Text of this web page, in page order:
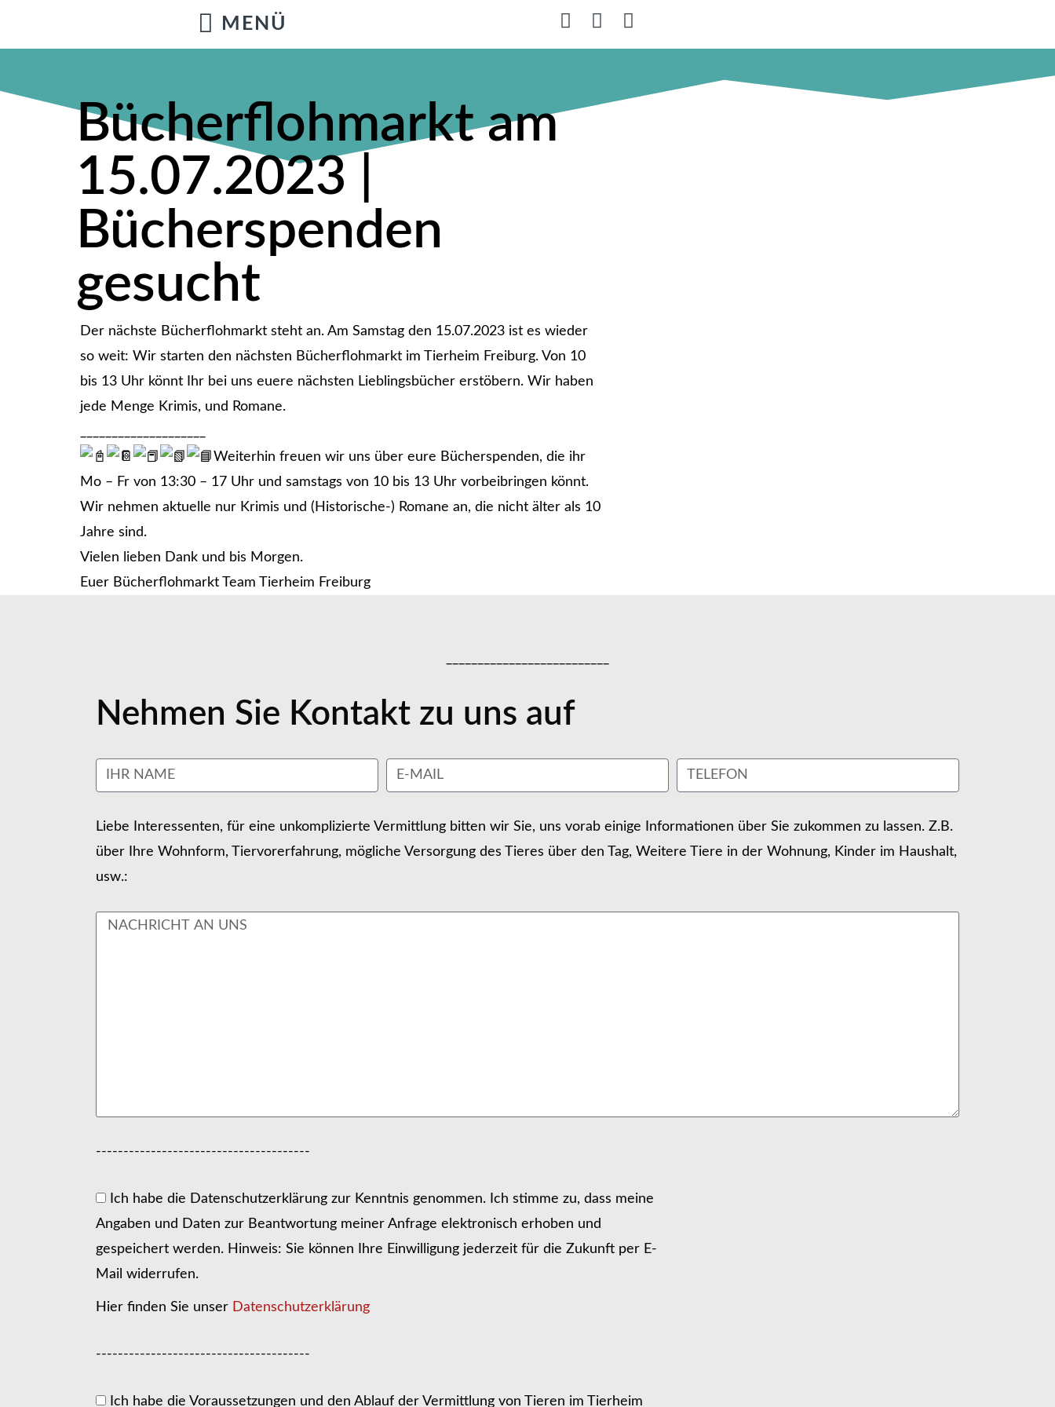
Bücherflohmarkt am
15.07.2023 |
Bücherspenden
gesucht
Der nächste Bücherflohmarkt steht an. Am Samstag den 15.07.2023 ist es wieder
so weit: Wir starten den nächsten Bücherflohmarkt im Tierheim Freiburg. Von 10
bis 13 Uhr könnt Ihr bei uns euere nächsten Lieblingsbücher erstöbern. Wir haben
jede Menge Krimis, und Romane.
Weiterhin freuen wir uns über eure Bücherspenden, die ihr
Mo – Fr von 13:30 – 17 Uhr und samstags von 10 bis 13 Uhr vorbeibringen könnt.
Wir nehmen aktuelle nur Krimis und (Historische-) Romane an, die nicht älter als 10
Jahre sind.
Vielen lieben Dank und bis Morgen.
Euer Bücherflohmarkt Team Tierheim Freiburg
Nehmen Sie Kontakt zu uns auf
Liebe Interessenten, für eine unkomplizierte Vermittlung bitten wir Sie, uns vorab einige Informationen über Sie zukommen zu lassen. Z.B.
über Ihre Wohnform, Tiervorerfahrung, mögliche Versorgung des Tieres über den Tag, Weitere Tiere in der Wohnung, Kinder im Haushalt,
usw.:
---------------------------------------
Ich habe die Datenschutzerklärung zur Kenntnis genommen. Ich stimme zu, dass meine
Angaben und Daten zur Beantwortung meiner Anfrage elektronisch erhoben und
gespeichert werden. Hinweis: Sie können Ihre Einwilligung jederzeit für die Zukunft per E-
Mail widerrufen.
Hier finden Sie unser Datenschutzerklärung
---------------------------------------
Ich habe die Voraussetzungen und den Ablauf der Vermittlung von Tieren im Tierheim